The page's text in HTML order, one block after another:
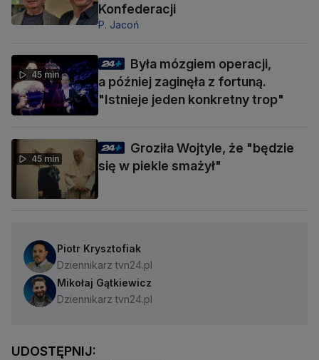
Konfederacji
P. Jacoń
45 min
Była mózgiem operacji,
a później zaginęła z fortuną.
"Istnieje jeden konkretny trop"
45 min
Groziła Wojtyle, że "będzie
się w piekle smażył"
Piotr Krysztofiak
Dziennikarz tvn24.pl
Mikołaj Gątkiewicz
Dziennikarz tvn24.pl
UDOSTĘPNIJ: